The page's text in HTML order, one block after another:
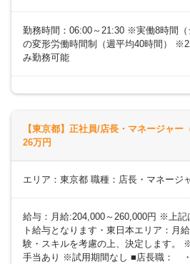
勤務時間：06:00～21:30 ※実働8時間
の変形労働時間制（週平均40時間）
み勤務可能
【東京都】正社員/店長・マネージャ
26万円
エリア：東京都 職種：店長・マネージ
給与：月給:204,000～260,000円 ※上記
ト給与となります・東日本エリア：月
験・スキルを考慮の上、決定します。
手当あり ※試用期間なし ■店長職：